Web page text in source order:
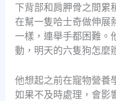
下背部和肩胛骨之間累
在幫一隻哈士奇做伸展
一樣，連舉手都困難。
動，明天的六隻狗怎麼
他想起之前在寵物營養
如果不及時處理，會影